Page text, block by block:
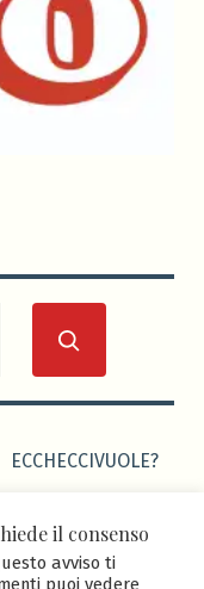
ECCHECCIVUOLE?
il consenso
avviso ti
puoi vedere